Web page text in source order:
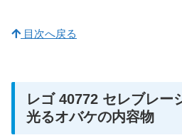
目次へ戻る
レゴ 40772 セレブレー
光るオバケの内容物